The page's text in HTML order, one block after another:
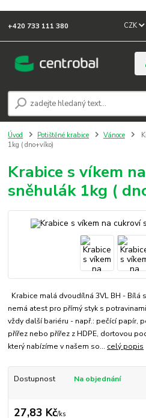
CZK
+420 733 111 380
Úvod Potištěné krabice Vánoce
1kg ( dno+víko)
Krabice s víkem
sněhulák 1kg (
Krabice malá dvoudílná 3VL BH - Bílá
nemá atest pro přímý styk s
vždy další bariéru - např.: pečící papír,
přířez nebo přířez z HDPE, dortovou
který nabízíme v našem so... celý popis
Dostupnost Na objednání
27,83 Kč/ks